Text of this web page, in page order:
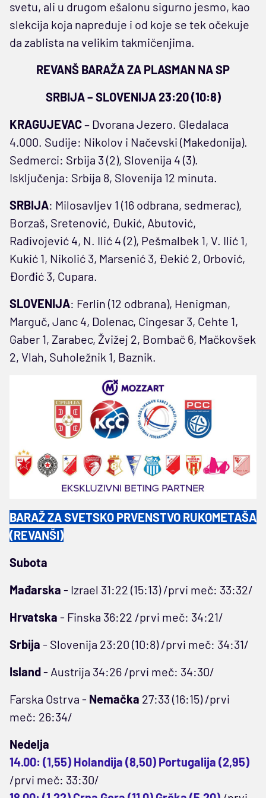
svetu, ali u drugom ešalonu sigurno jesmo, kao
slekcija koja napreduje i od koje se tek očekuje
da zablista na velikim takmičenjima.
REVANŠ BARAŽA ZA PLASMAN NA SP
SRBIJA – SLOVENIJA 23:20 (10:8)
KRAGUJEVAC– Dvorana Jezero. Gledalaca
4.000. Sudije: Nikolov i Načevski (Makedonija).
Sedmerci: Srbija 3 (2), Slovenija 4 (3).
Isključenja: Srbija 8, Slovenija 12 minuta.
SRBIJA: Milosavljev 1 (16 odbrana, sedmerac),
Borzaš, Sretenović, Đukić, Abutović,
Radivojević 4, N. Ilić 4 (2), Pešmalbek 1, V. Ilić 1,
Kukić 1, Nikolić 3, Marsenić 3, Đekić 2, Orbović,
Đorđić 3, Cupara.
SLOVENIJA: Ferlin (12 odbrana), Henigman,
Marguč, Janc 4, Dolenac, Cingesar 3, Cehte 1,
Gaber 1, Zarabec, Žvižej 2, Bombač 6, Mačkovšek
2, Vlah, Suholežnik 1, Baznik.
BARAŽ ZA SVETSKO PRVENSTVO RUKOMETAŠA
(REVANŠI)
Subota
Mađarska - Izrael 31:22 (15:13) /prvi meč: 33:32/
Hrvatska - Finska 36:22 /prvi meč: 34:21/
Srbija - Slovenija 23:20 (10:8) /prvi meč: 34:31/
Island- Austrija 34:26 /prvi meč: 34:30/
Farska Ostrva - Nemačka 27:33 (16:15) /prvi
meč: 26:34/
Nedelja
14.00: (1,55) Holandija (8,50) Portugalija (2,95)
/prvi meč: 33:30/